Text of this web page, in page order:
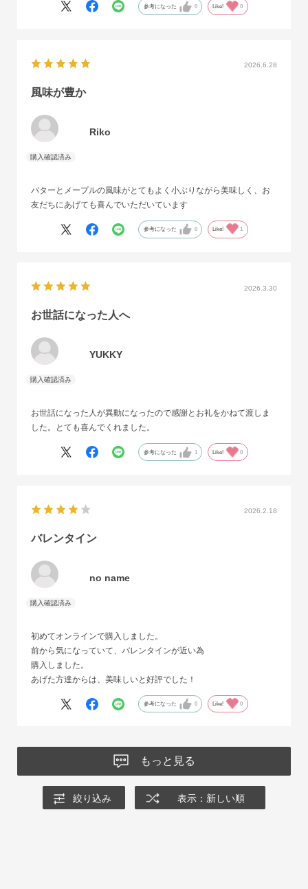
参考になった 0 Like! 0
2026.6.28
風味が豊か
Riko
バターとメープルの風味がとてもよく小ぶりながら美味しく、お
友だちにあげても喜んでいただいています
参考になった 0 Like! 1
2026.3.30
お世話になった人へ
YUKKY
お世話になった人が異動になったので感謝とお礼をかねて渡しま
した。とても喜んでくれました。
参考になった 1 Like! 0
2026.2.18
バレンタイン
no name
初めてオンラインで購入しました。
前から気になっていて、バレンタインが近い為
購入しました。
あげた方達からは、美味しいと好評でした！
参考になった 0 Like! 0
もっと見る
絞り込み 表示：新しい順